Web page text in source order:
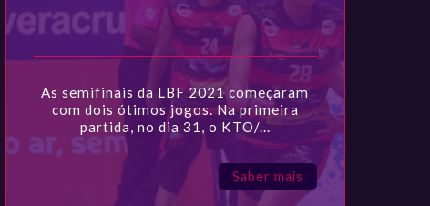
As semifinais da LBF 2021 começaram
com dois ótimos jogos. Na primeira
partida, no dia 31, o KTO/...
Saber mais